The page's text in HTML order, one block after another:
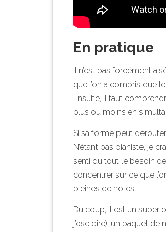
En pratique
Il n’est pas forcément
que l’on a compris que
Ensuite, il faut
plus ou moins en
Si sa forme peut
N’étant pas pianiste, je
senti du tout le besoin
concentrer sur ce que
pleines de notes.
Du coup, il est un super
j’ose dire), un paquet